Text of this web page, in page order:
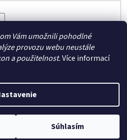
Vám umožnili pohodlné
provozu webu neustále
a použitelnost.Více informací
Súhlasím
Vytvoril Shoptet
. Všetky práva vyhradené.